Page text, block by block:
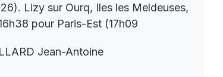
Lizy sur Ourq, Iles les Meldeuses,
pour Paris-Est (17h09
Jean-Antoine